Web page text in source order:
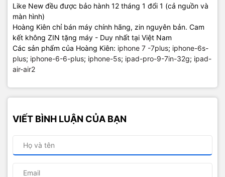
Like New đều được bảo hành 12 tháng 1 đổi 1 (cả nguồn và
màn hình)
Hoàng Kiên chỉ bán máy chính hãng, zin nguyên bản. Cam
kết không ZIN tặng máy - Duy nhất tại Việt Nam
Các sản phẩm của Hoàng Kiên: iphone 7 -7plus; iphone-6s-
plus; iphone-6-6-plus; iphone-5s; ipad-pro-9-7in-32g; ipad-
air-air2
VIẾT BÌNH LUẬN CỦA BẠN